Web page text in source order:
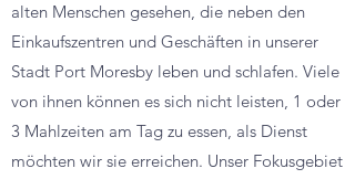
alten Menschen gesehen, die neben den
Einkaufszentren und Geschäften in unserer
Stadt Port Moresby leben und schlafen. Viele
von ihnen können es sich nicht leisten, 1 oder
3 Mahlzeiten am Tag zu essen, als Dienst
möchten wir sie erreichen. Unser Fokusgebiet